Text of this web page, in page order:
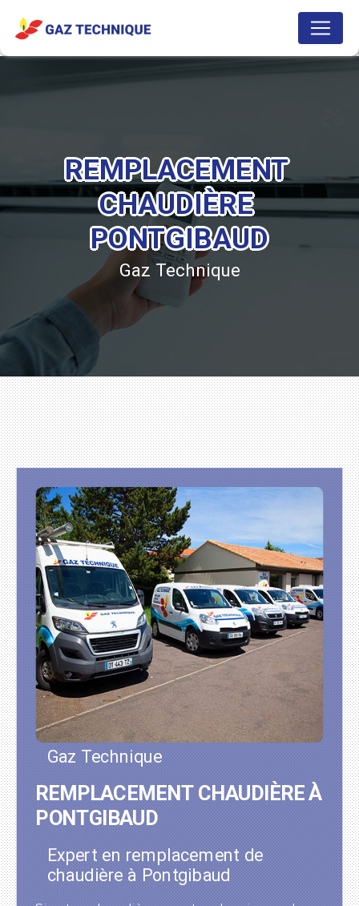
REMPLACEMENT
CHAUDIÈRE
PONTGIBAUD
Gaz Technique
Gaz Technique
REMPLACEMENT CHAUDIÈRE À
PONTGIBAUD
Expert en remplacement de
chaudière à Pontgibaud